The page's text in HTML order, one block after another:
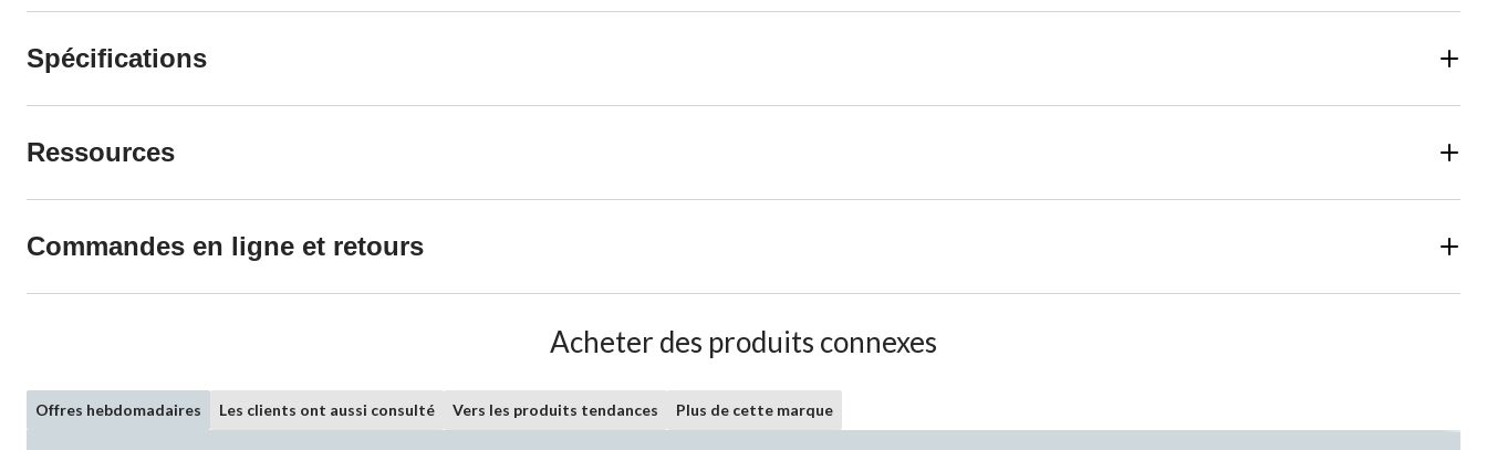
Spécifications
Ressources
Commandes en ligne et retours
Acheter des produits connexes
Offres hebdomadaires Les clients ont aussi consulté Vers les produits tendances Plus de cette marque